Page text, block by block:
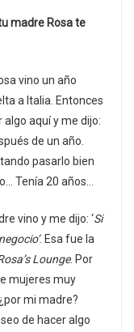
madre Rosa te
vino un año
a Italia. Entonces
aquí y me dijo:
de un año.
pasarlo bien
Tenía 20 años…
vino y me dijo: ‘Si
. Esa fue la
Lounge. Por
mujeres muy
mi madre?
de hacer algo